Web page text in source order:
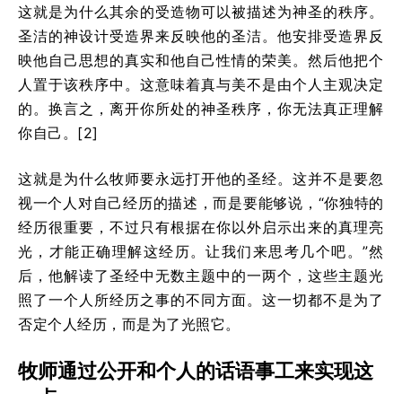
这就是为什么其余的受造物可以被描述为神圣的秩序。
圣洁的神设计受造界来反映他的圣洁。他安排受造界反
映他自己思想的真实和他自己性情的荣美。然后他把个
人置于该秩序中。这意味着真与美不是由个人主观决定
的。换言之，离开你所处的神圣秩序，你无法真正理解
你自己。[2]
这就是为什么牧师要永远打开他的圣经。这并不是要忽
视一个人对自己经历的描述，而是要能够说，“你独特的
经历很重要，不过只有根据在你以外启示出来的真理亮
光，才能正确理解这经历。让我们来思考几个吧。”然
后，他解读了圣经中无数主题中的一两个，这些主题光
照了一个人所经历之事的不同方面。这一切都不是为了
否定个人经历，而是为了光照它。
牧师通过公开和个人的话语事工来实现这